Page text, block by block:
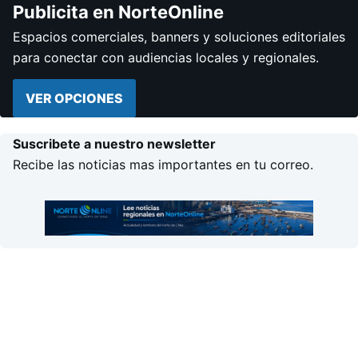
Publicita en NorteOnline
Espacios comerciales, banners y soluciones editoriales
para conectar con audiencias locales y regionales.
VER OPCIONES
Suscribete a nuestro newsletter
Recibe las noticias mas importantes en tu correo.